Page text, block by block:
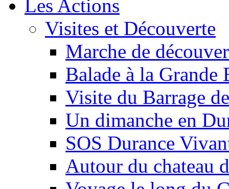
Les Actions
Visites et Découverte
Marche de
Balade à la Grande
Visite du Barrage
Un dimanche en
SOS Durance
Autour du chateau